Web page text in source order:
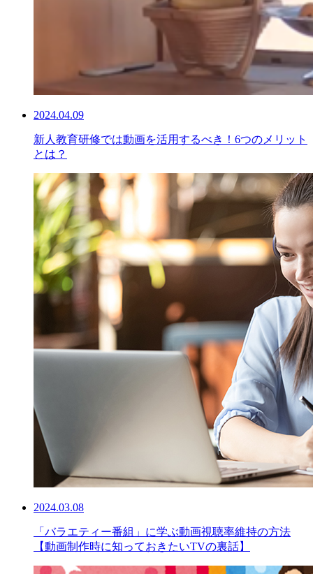
2024.04.09
新人教育研修では動画を活用するべき！6つのメリット
とは？
2024.03.08
「バラエティー番組」に学ぶ動画視聴率維持の方法
【動画制作時に知っておきたいTVの裏話】